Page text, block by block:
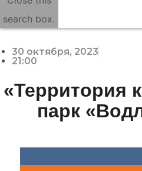
search box.
30 октября, 2023
21:00
«Территория
парк